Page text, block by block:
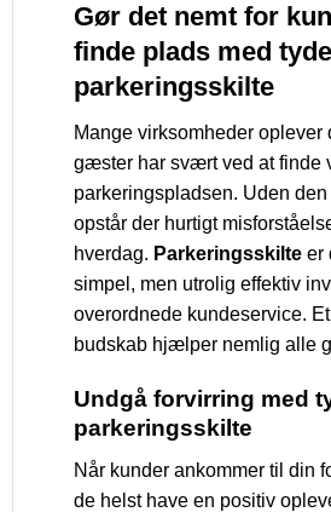
Gør det nemt for
finde plads med
parkeringsskilte
Mange virksomheder
gæster har svært ved at finde
parkeringspladsen. Uden
opstår der hurtigt
hverdag. Parkeringsskilte er
simpel, men utrolig effektiv
overordnede kundeservice.
budskab hjælper nemlig alle
Undgå forvirring med
parkeringsskilte
Når kunder ankommer til din
de helst have en positiv